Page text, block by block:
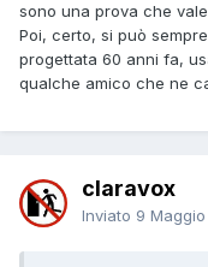
sono una prova che
Poi, certo, si può
progettata 60 anni fa,
qualche amico che ne
claravox
Inviato 9 Maggio